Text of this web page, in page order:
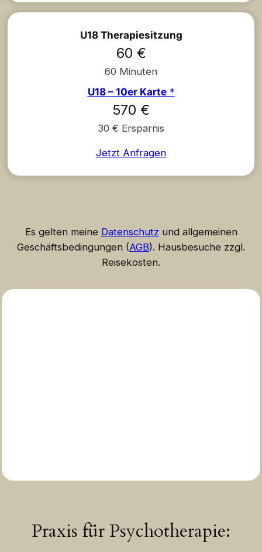
U18 Therapiesitzung
60 €
60 Minuten
U18– 10er Karte*
570 €
30 € Ersparnis
Jetzt Anfragen
Es gelten meine Datenschutz und allgemeinen
Geschäftsbedingungen (AGB). Hausbesuche zzgl.
Reisekosten.
Praxis für Psychotherapie: